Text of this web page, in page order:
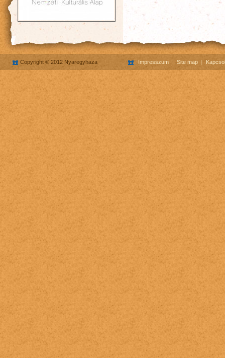
Copyright © 2012 Nyaregyhaza Impresszum Site map